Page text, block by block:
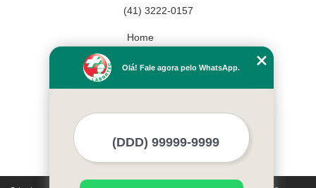
(41) 3222-0157
Home
Missão
Olá! Fale agora pelo WhatsApp.